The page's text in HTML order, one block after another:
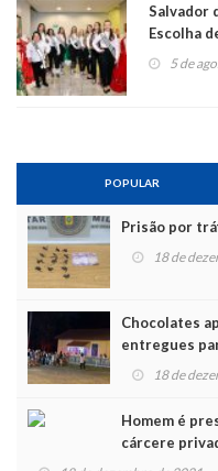
Salvador
Escolha
5 de
POPULAR
Prisão por
18 de
Chocolates
entregues
Noel
18 de
Homem é
cárcere